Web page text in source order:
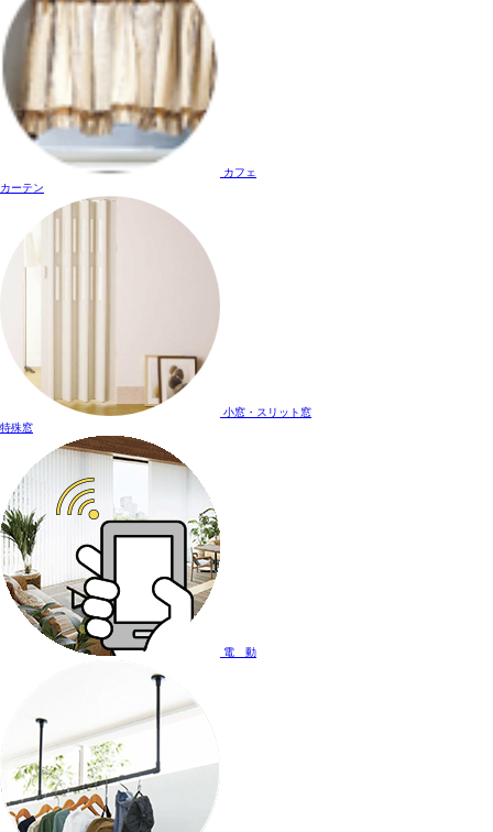
カフェ
カーテン
小窓・スリット窓
特殊窓
電 動